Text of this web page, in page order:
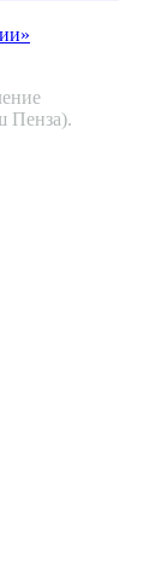
Пенза).